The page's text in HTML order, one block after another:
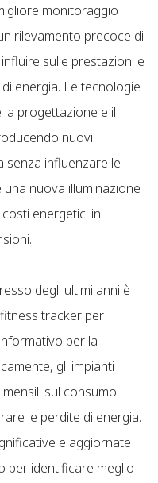
monitoraggio
rilevamento precoce di
sulle prestazioni e
energia. Le tecnologie
la progettazione e il
nuovi
senza influenzare le
nuova illuminazione
energetici in
degli ultimi anni è
tracker per
per la
gli impianti
sul consumo
le perdite di energia.
e aggiornate
per identificare meglio